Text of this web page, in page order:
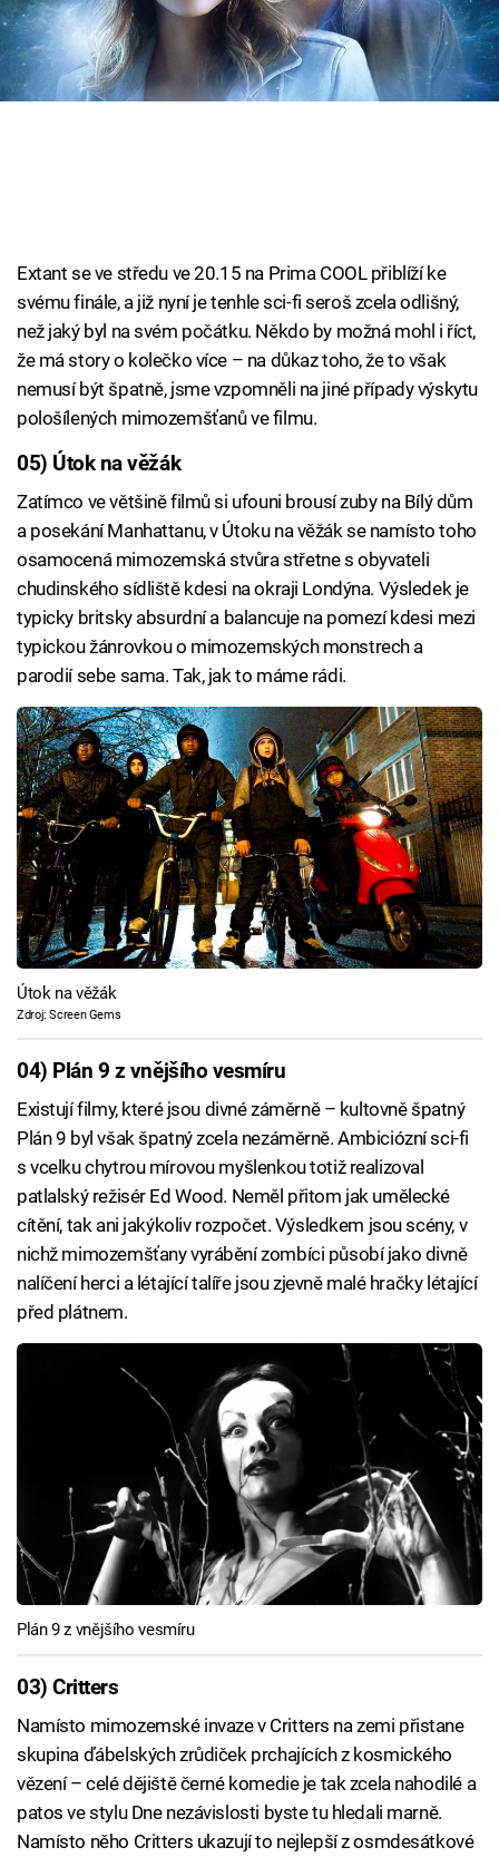
Cool Esport
Pořady
Sledujte nás
Extant se ve středu ve 20.15 na Prima COOL přiblíží ke
svému finále, a již nyní je tenhle sci-fi seroš zcela odlišný,
než jaký byl na svém počátku. Někdo by možná mohl i říct,
že má story o kolečko více – na důkaz toho, že to však
nemusí být špatně, jsme vzpomněli na jiné případy výskytu
pološílených mimozemšťanů ve filmu.
05) Útok na věžák
Zatímco ve většině filmů si ufouni brousí zuby na Bílý dům
a posekání Manhattanu, v Útoku na věžák se namísto toho
osamocená mimozemská stvůra střetne s obyvateli
chudinského sídliště kdesi na okraji Londýna. Výsledek je
typicky britsky absurdní a balancuje na pomezí kdesi mezi
typickou žánrovkou o mimozemských monstrech a
parodií sebe sama. Tak, jak to máme rádi.
Útok na věžák
Zdroj: Screen Gems
04) Plán 9 z vnějšího vesmíru
Existují filmy, které jsou divné záměrně – kultovně špatný
Plán 9 byl však špatný zcela nezáměrně. Ambiciózní sci-fi
s vcelku chytrou mírovou myšlenkou totiž realizoval
patlalský režisér Ed Wood. Neměl přitom jak umělecké
cítění, tak ani jakýkoliv rozpočet. Výsledkem jsou scény, v
nichž mimozemšťany vyrábění zombíci působí jako divně
nalíčení herci a létající talíře jsou zjevně malé hračky létající
před plátnem.
Plán 9 z vnějšího vesmíru
03) Critters
Namísto mimozemské invaze v Critters na zemi přistane
skupina ďábelských zrůdiček prchajících z kosmického
vězení – celé dějiště černé komedie je tak zcela nahodilé a
patos ve stylu Dne nezávislosti byste tu hledali marně.
Namísto něho Critters ukazují to nejlepší z osmdesátkové